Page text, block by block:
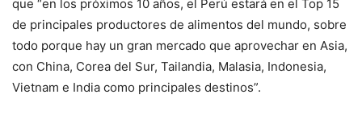
que “en los próximos 10 años, el Perú estará en el Top 15
de principales productores de alimentos del mundo, sobre
todo porque hay un gran mercado que aprovechar en Asia,
con China, Corea del Sur, Tailandia, Malasia, Indonesia,
Vietnam e India como principales destinos”.